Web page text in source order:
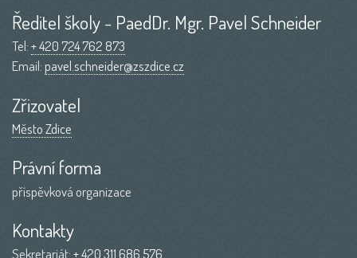
Ředitel školy - PaedDr. Mgr. Pavel Schneider
Tel:+ 420 724 762 873
Email:pavel.schneider@zszdice.cz
Zřizovatel
Město Zdice
Právní forma
příspěvková organizace
Kontakty
Sekretariát:+ 420 311 686 576